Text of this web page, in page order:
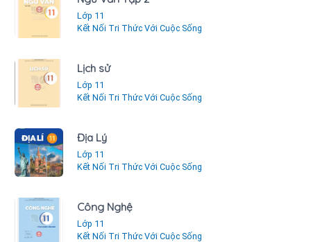
Lớp 11
Kết Nối Tri Thức Với Cuộc Sống
Lịch sử
Lớp 11
Kết Nối Tri Thức Với Cuộc Sống
Địa Lý
Lớp 11
Kết Nối Tri Thức Với Cuộc Sống
Công Nghệ
Lớp 11
Kết Nối Tri Thức Với Cuộc Sống